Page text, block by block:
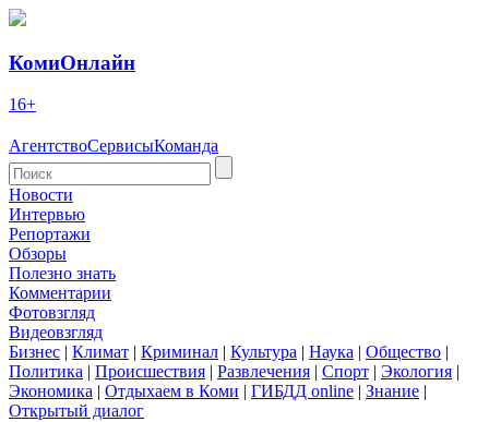
КомиОнлайн
16+
АгентствоСервисыКоманда
Новости
Интервью
Репортажи
Обзоры
Полезно знать
Комментарии
Фотовзгляд
Видеовзгляд
Бизнес | Климат | Криминал | Культура | Наука | Общество |
Политика | Происшествия | Развлечения | Спорт | Экология |
Экономика | Отдыхаем в Коми | ГИБДД online | Знание |
Открытый диалог